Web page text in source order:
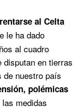
al Celta
le ha dado
al cuadro
disputan en tierras
nuestro país
polémicas
medidas